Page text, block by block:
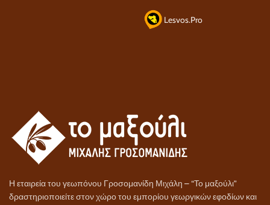
Lesvos.Pro
Η εταιρεία του γεωπόνου Γροσομανίδη Μιχάλη – “Το μαξούλι”
δραστηριοποιείτε στον χώρο του εμπορίου γεωργικών εφοδίων και